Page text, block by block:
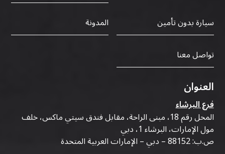
سيارة بدون تأمين
المدونة
تواصل معنا
العنوان
فرع البرشاء
المحل رقم 18، مبنى الراحة، مقابل فندق سيتي ماكس، خلف
مول الإمارات، البرشاء 1، دبي
ص.ب: 88152 – دبي – الإمارات العربية المتحدة